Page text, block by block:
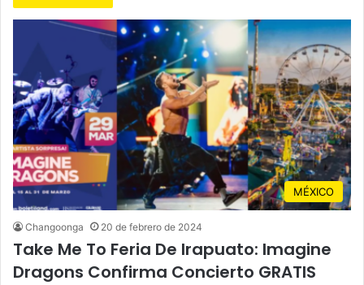
MÉXICO
Changoonga 20 de febrero de 2024
Take Me To Feria De Irapuato: Imagine
Dragons Confirma Concierto GRATIS